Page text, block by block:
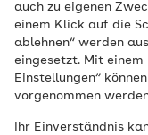
auch zu eigenen
einem Klick auf die
ablehnen“ werden
eingesetzt. Mit
Einstellungen“
vorgenommen
Ihr Einverständnis
Politik
’21